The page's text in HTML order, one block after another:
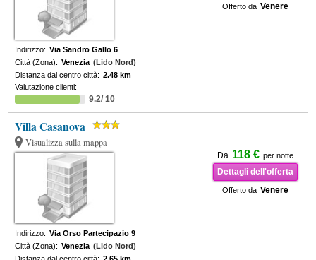
Offerto da Venere
Indirizzo: Via Sandro Gallo 6
Città (Zona): Venezia (Lido Nord)
Distanza dal centro città: 2.48 km
Valutazione clienti:
9.2/ 10
Villa Casanova
Visualizza sulla mappa
Da 118 € per notte
Dettagli dell'offerta
Offerto da Venere
Indirizzo: Via Orso Partecipazio 9
Città (Zona): Venezia (Lido Nord)